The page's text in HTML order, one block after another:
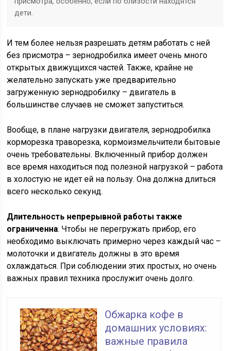
дети.
И тем более нельзя разрешать детям работать с ней
без присмотра – зернодробилка имеет очень много
открытых движущихся частей. Также, крайне не
желательно запускать уже предварительно
загруженную зернодробилку – двигатель в
большинстве случаев не сможет запуститься.
Вообще, в плане нагрузки двигателя, зернодробилка
корморезка траворезка, кормоизмельчители бытовые
очень требовательны. Включенный прибор должен
все время находиться под полезной нагрузкой – работа
в холостую не идет ей на пользу. Она должна длиться
всего несколько секунд.
Длительность непрерывной работы также
ограниченна. Чтобы не перегружать прибор, его
необходимо выключать примерно через каждый час –
молоточки и двигатель должны в это время
охлаждаться. При соблюдении этих простых, но очень
важных правил техника прослужит очень долго.
Обжарка кофе в
домашних условиях:
важные правила